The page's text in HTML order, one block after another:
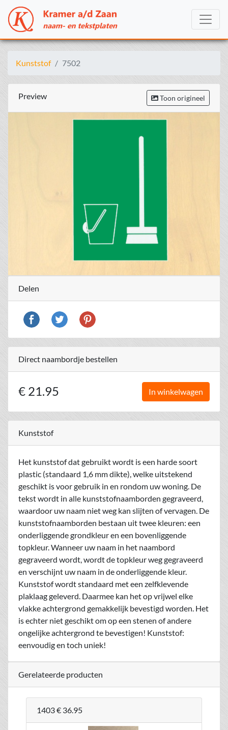
Kunststof 7502
Preview Toon origineel
Delen
Direct naambordje bestellen
€ 21.95 In winkelwagen
Kunststof
Het kunststof dat gebruikt wordt is een harde soort
plastic (standaard 1,6 mm dikte), welke uitstekend
geschikt is voor gebruik in en rondom uw woning. De
tekst wordt in alle kunststofnaamborden gegraveerd,
waardoor uw naam niet weg kan slijten of vervagen. De
kunststofnaamborden bestaan uit twee kleuren: een
onderliggende grondkleur en een bovenliggende
topkleur. Wanneer uw naam in het naambord
gegraveerd wordt, wordt de topkleur weg gegraveerd
en verschijnt uw naam in de onderliggende kleur.
Kunststof wordt standaard met een zelfklevende
plaklaag geleverd. Daarmee kan het op vrijwel elke
vlakke achtergrond gemakkelijk bevestigd worden. Het
is echter niet geschikt om op een stenen of andere
ongelijke achtergrond te bevestigen! Kunststof:
eenvoudig en toch uniek!
Gerelateerde producten
1403€ 36.95